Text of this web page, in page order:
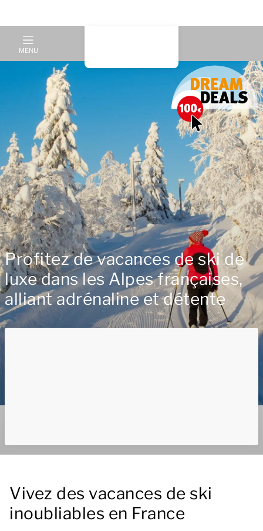
MENU
Profitez de vacances de ski de
luxe dans les Alpes françaises,
alliant adrénaline et détente
Vivez des vacances de ski
inoubliables en France